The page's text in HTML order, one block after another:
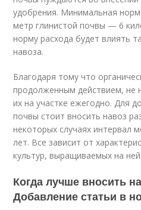
удобрения. Минимальная
метр глинистой почвы — 6
норму расхода будет влиять
навоза.
Благодаря тому что
продолженным действием, не
их на участке ежегодно. Для
почвы стоит вносить навоз
некоторых случаях интервал
лет. Все зависит от
культур, выращиваемых на ней.
Когда лучше вносить
Добавление статьи в